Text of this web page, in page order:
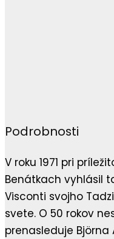
Podrobnosti
V roku 1971 pri
Benátkach vyhlásil
Visconti svojho
svete. O 50 rokov
prenasleduje Björna